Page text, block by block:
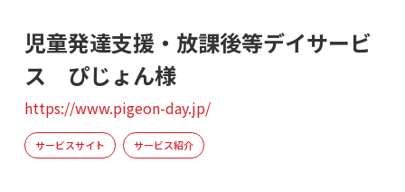
児童発達支援・放課後等デイサービ
ス ぴじょん様
https://www.pigeon-day.jp/
サービスサイト サービス紹介